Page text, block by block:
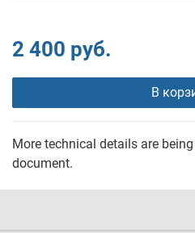
2 400 руб.
В
More technical details are
document.